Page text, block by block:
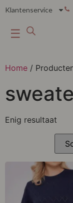
Klantenservice
☰
Home /
Enig resultaat